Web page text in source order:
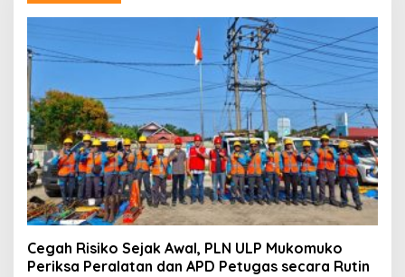
Cegah Risiko Sejak Awal, PLN ULP Mukomuko
Periksa Peralatan dan APD Petugas secara Rutin